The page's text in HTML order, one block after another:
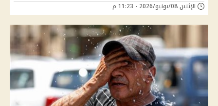
الإثنين 08/يونيو/2026 - 11:23 م